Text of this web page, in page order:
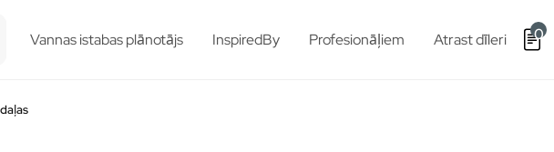
Vannas istabas plānotājs InspiredBy Profesionāļiem Atrast dīleri 0